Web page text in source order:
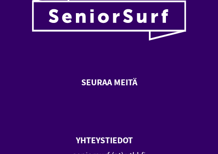
SEURAA MEITÄ
YHTEYSTIEDOT